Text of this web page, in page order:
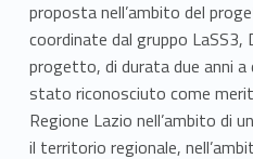
proposta nell’ambito del
coordinate dal gruppo
progetto, di durata due anni a
stato riconosciuto come
Regione Lazio nell’ambito di
il territorio regionale,